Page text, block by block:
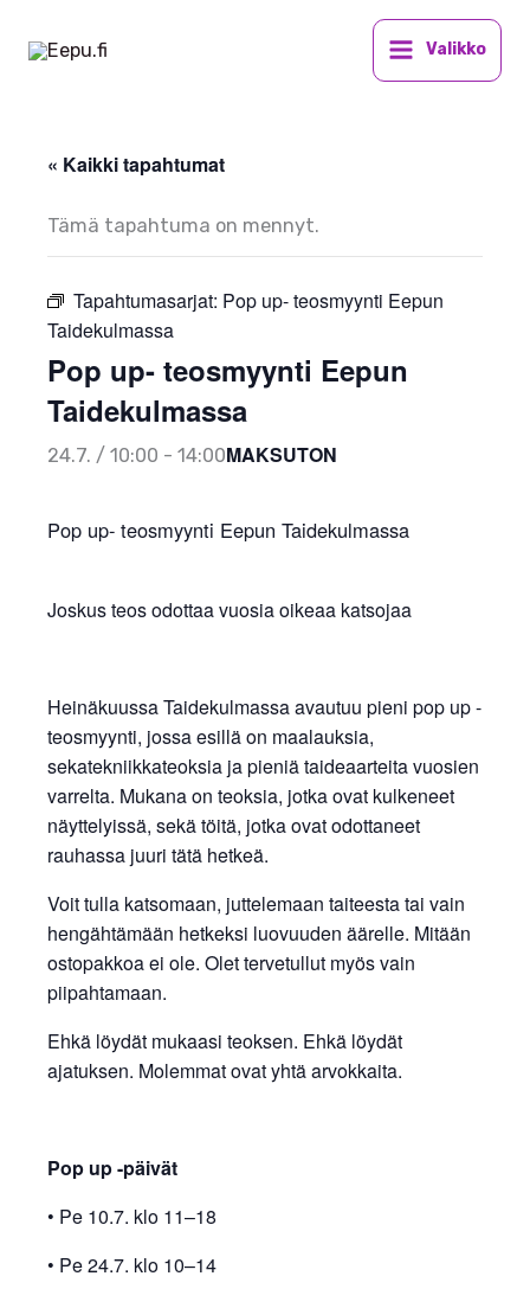
sisältöön
Valikko
« Kaikki tapahtumat
Tämä tapahtuma on mennyt.
Tapahtumasarjat: Pop up- teosmyynti Eepun
Taidekulmassa
Pop up- teosmyynti Eepun
Taidekulmassa
24.7. / 10:00 - 14:00MAKSUTON
Pop up- teosmyynti Eepun Taidekulmassa
Joskus teos odottaa vuosia oikeaa katsojaa
Heinäkuussa Taidekulmassa avautuu pieni pop up -
teosmyynti, jossa esillä on maalauksia,
sekatekniikkateoksia ja pieniä taideaarteita vuosien
varrelta. Mukana on teoksia, jotka ovat kulkeneet
näyttelyissä, sekä töitä, jotka ovat odottaneet
rauhassa juuri tätä hetkeä.
Voit tulla katsomaan, juttelemaan taiteesta tai vain
hengähtämään hetkeksi luovuuden äärelle. Mitään
ostopakkoa ei ole. Olet tervetullut myös vain
piipahtamaan.
Ehkä löydät mukaasi teoksen. Ehkä löydät
ajatuksen. Molemmat ovat yhtä arvokkaita.
Pop up -päivät
• Pe 10.7. klo 11–18
• Pe 24.7. klo 10–14